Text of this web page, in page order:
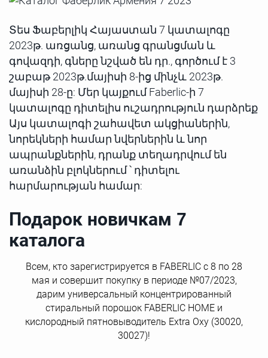
Տես Ֆաբերլիկ Հայաստան 7 կատալոգը
2023թ. առցանց, առանց գրանցման և
գովազդի, գները նշված են դր., գործում է 3
շաբաթ 2023թ.մայիսի 8-ից մինչև 2023թ.
մայիսի 28-ը: Մեր կայքում Faberlic-ի 7
կատալոգը դիտելիս ուշադրություն դարձրեք
Այս կատալոգի շահավետ ակցիաներին,
նորեկների համար նվերներին և նոր
ապրանքներին, դրանք տեղադրվում են
առանձին բլոկներում ՝ դիտելու
հարմարության համար:
Подарок новичкам 7
каталога
Всем, кто зарегистрируется в FABERLIC с 8 по 28
мая и совершит покупку в периоде №07/2023,
дарим универсальный концентрированный
стиральный порошок FABERLIC HOME и
кислородный пятновыводитель Extra Oxy (30020,
30027)!